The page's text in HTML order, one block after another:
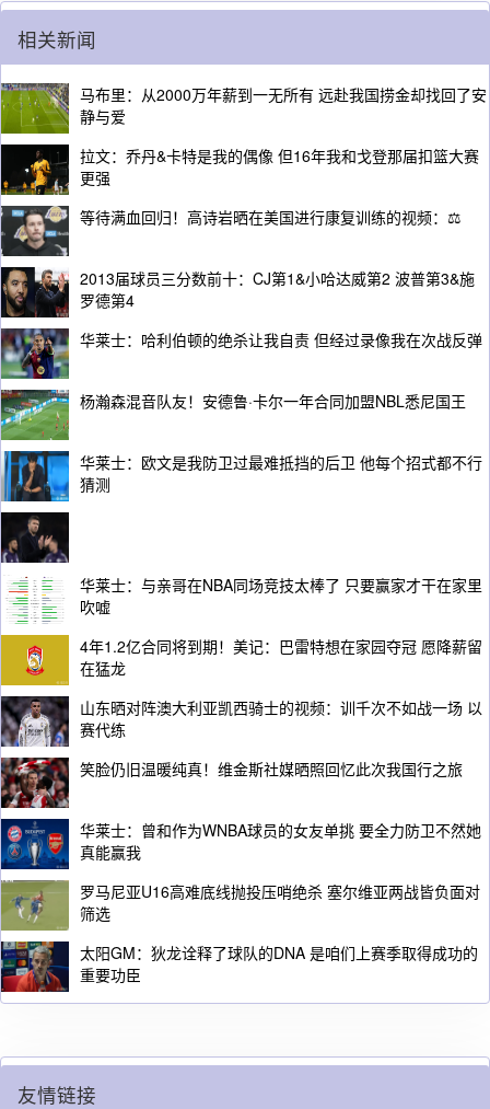
相关新闻
马布里：从2000万年薪到一无所有 远赴我国捞金却找回了安
静与爱
拉文：乔丹&卡特是我的偶像 但16年我和戈登那届扣篮大赛
更强
等待满血回归！高诗岩晒在美国进行康复训练的视频：⚖️
2013届球员三分数前十：CJ第1&小哈达威第2 波普第3&施
罗德第4
华莱士：哈利伯顿的绝杀让我自责 但经过录像我在次战反弹
杨瀚森混音队友！安德鲁·卡尔一年合同加盟NBL悉尼国王
华莱士：欧文是我防卫过最难抵挡的后卫 他每个招式都不行
猜测
华莱士：与亲哥在NBA同场竞技太棒了 只要赢家才干在家里
吹嘘
4年1.2亿合同将到期！美记：巴雷特想在家园夺冠 愿降薪留
在猛龙
山东晒对阵澳大利亚凯西骑士的视频：训千次不如战一场 以
赛代练
笑脸仍旧温暖纯真！维金斯社媒晒照回忆此次我国行之旅
华莱士：曾和作为WNBA球员的女友单挑 要全力防卫不然她
真能赢我
罗马尼亚U16高难底线抛投压哨绝杀 塞尔维亚两战皆负面对
筛选
太阳GM：狄龙诠释了球队的DNA 是咱们上赛季取得成功的
重要功臣
友情链接